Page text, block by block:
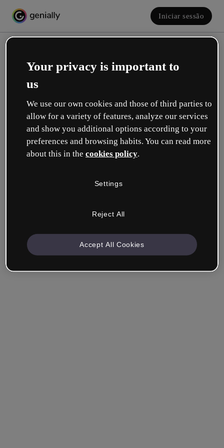
Iniciar sessão
Crie a sua conta! É grátis!
Qual descreve melhor a sua função?
Empresa & Profissionais
outra área.
Your privacy is important to
us
We use our own cookies and those of third parties to
allow for a variety of features, analyze our services
and show you additional options according to your
preferences and browsing habits. You can read more
about this in the cookies policy.
Settings
Reject All
Accept All Cookies